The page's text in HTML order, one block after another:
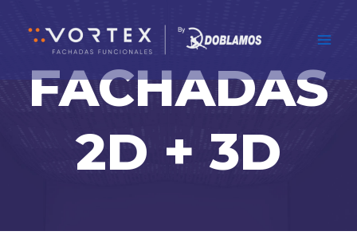
contenido
FACHADAS
2D + 3D